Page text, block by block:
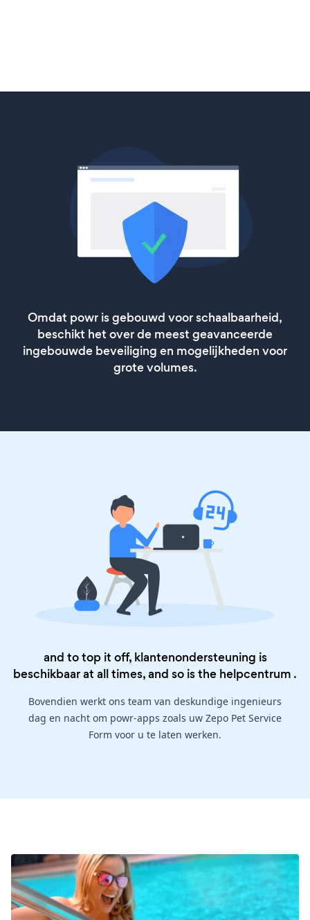
Omdat powr is gebouwd voor schaalbaarheid,
beschikt het over de meest geavanceerde
ingebouwde beveiliging en mogelijkheden voor
grote volumes.
and to top it off, klantenondersteuning is
beschikbaar at all times, and so is the helpcentrum .
Bovendien werkt ons team van deskundige ingenieurs
dag en nacht om powr-apps zoals uw Zepo Pet Service
Form voor u te laten werken.